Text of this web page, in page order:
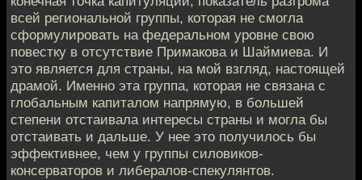
всей региональной группы, которая не смогла
сформулировать на федеральном уровне свою
повестку в отсутствие Примакова и Шаймиева. И
это является для страны, на мой взгляд, настоящей
драмой. Именно эта группа, которая не связана с
глобальным капиталом напрямую, в большей
степени отстаивала интересы страны и могла бы
отстаивать и дальше. У нее это получилось бы
эффективнее, чем у группы силовиков-
консерваторов и либералов-спекулянтов.